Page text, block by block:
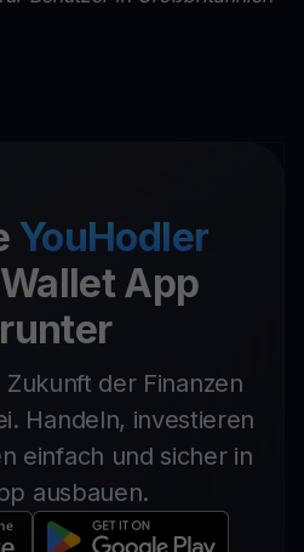
YouHodler
App
Zukunft der Finanzen
Handeln, investieren
einfach und sicher in
ausbauen.